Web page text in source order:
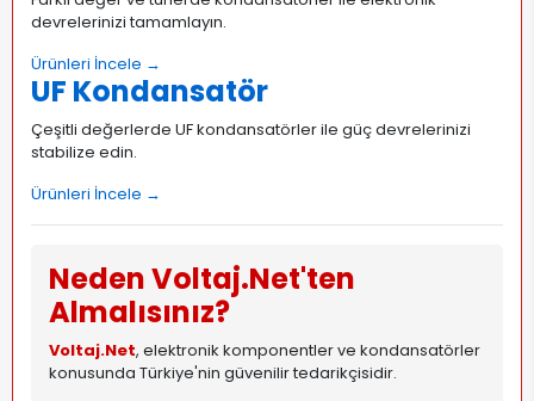
devrelerinizi tamamlayın.
Ürünleri İncele →
UF Kondansatör
Çeşitli değerlerde UF kondansatörler ile güç devrelerinizi
stabilize edin.
Ürünleri İncele →
Neden Voltaj.Net'ten
Almalısınız?
Voltaj.Net, elektronik komponentler ve kondansatörler
konusunda Türkiye'nin güvenilir tedarikçisidir.